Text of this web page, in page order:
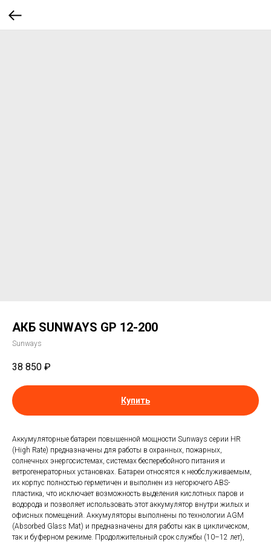
АКБ SUNWAYS GP 12-200
Sunways
38 850 ₽
Купить
Аккумуляторные батареи повышенной мощности Sunways серии HR
(High Rate) предназначены для работы в охранных, пожарных,
солнечных энергосистемах, системах бесперебойного питания и
ветрогенераторных установках. Батареи относятся к необслуживаемым,
их корпус полностью герметичен и выполнен из негорючего ABS-
пластика, что исключает возможность выделения кислотных паров и
водорода и позволяет использовать этот аккумулятор внутри жилых и
офисных помещений. Аккумуляторы выполнены по технологии AGM
(Absorbed Glass Mat) и предназначены для работы как в циклическом,
так и буферном режиме. Продолжительный срок службы (10–12 лет),